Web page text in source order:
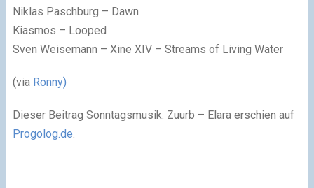
Niklas Paschburg – Dawn
Kiasmos – Looped
Sven Weisemann – Xine XIV – Streams of Living Water
(via Ronny)
Dieser Beitrag Sonntagsmusik: Zuurb – Elara erschien auf
Progolog.de